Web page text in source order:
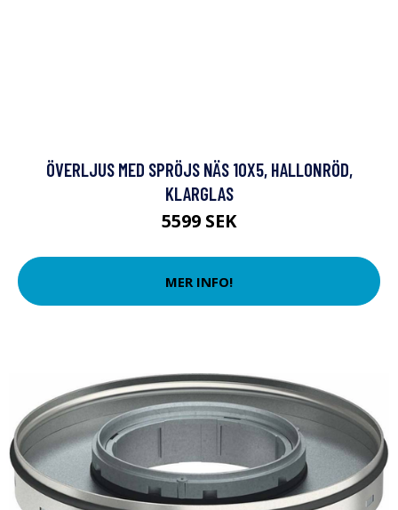
ÖVERLJUS MED SPRÖJS NÄS 10X5, HALLONRÖD,
KLARGLAS
5599 SEK
MER INFO!